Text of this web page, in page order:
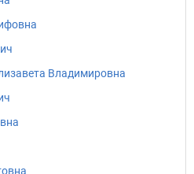
Владимировна